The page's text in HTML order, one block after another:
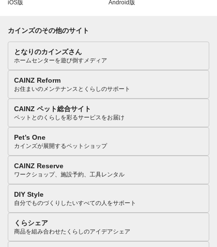
iOS版 Android版
カインズのその他のサイト
となりのカインズさん
ホームセンターを遊び倒すメディア
CAINZ Reform
お住まいのメンテナンスとくらしのサポート
CAINZ ペット総合サイト
ペットとのくらしを彩るサービスをお届け
Pet’s One
カインズが展開するペットショップ
CAINZ Reserve
ワークショップ、施設予約、工具レンタル
DIY Style
自分でものづくりしたいすべての人をサポート
くらシェア
商品を組み合わせたくらしのアイデアシェア